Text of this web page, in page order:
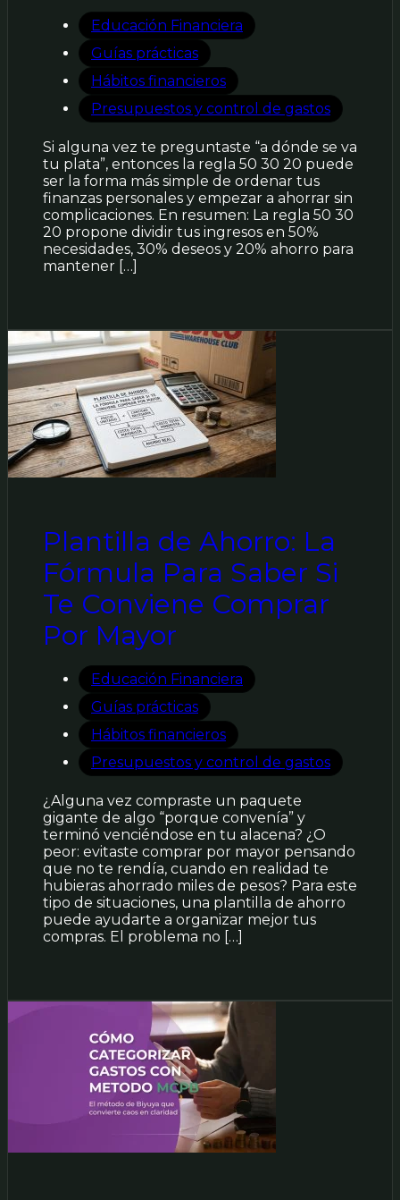
Educación Financiera
Guías prácticas
Hábitos financieros
Presupuestos y control de gastos
Si alguna vez te preguntaste “a dónde se va
tu plata”, entonces la regla 50 30 20 puede
ser la forma más simple de ordenar tus
finanzas personales y empezar a ahorrar sin
complicaciones. En resumen: La regla 50 30
20 propone dividir tus ingresos en 50%
necesidades, 30% deseos y 20% ahorro para
mantener […]
Plantilla de Ahorro: La
Fórmula Para Saber Si
Te Conviene Comprar
Por Mayor
Educación Financiera
Guías prácticas
Hábitos financieros
Presupuestos y control de gastos
¿Alguna vez compraste un paquete
gigante de algo “porque convenía” y
terminó venciéndose en tu alacena? ¿O
peor: evitaste comprar por mayor pensando
que no te rendía, cuando en realidad te
hubieras ahorrado miles de pesos? Para este
tipo de situaciones, una plantilla de ahorro
puede ayudarte a organizar mejor tus
compras. El problema no […]